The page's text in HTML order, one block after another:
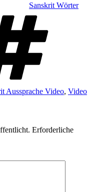
Sanskrit Wörter
Aussprache Video, Video
Erforderliche